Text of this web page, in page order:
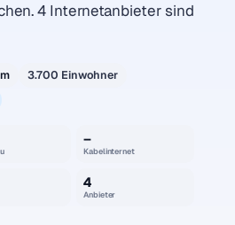
4 Internetanbieter sind
3.700 Einwohner
–
Kabelinternet
4
Anbieter